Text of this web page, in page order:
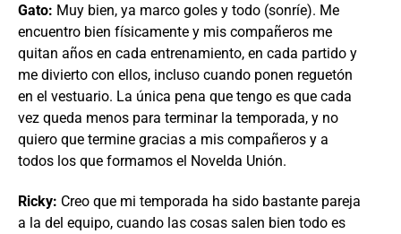
Gato: Muy bien, ya marco goles y todo (sonríe). Me
encuentro bien físicamente y mis compañeros me
quitan años en cada entrenamiento, en cada partido y
me divierto con ellos, incluso cuando ponen reguetón
en el vestuario. La única pena que tengo es que cada
vez queda menos para terminar la temporada, y no
quiero que termine gracias a mis compañeros y a
todos los que formamos el Novelda Unión.
Ricky: Creo que mi temporada ha sido bastante pareja
a la del equipo, cuando las cosas salen bien todo es